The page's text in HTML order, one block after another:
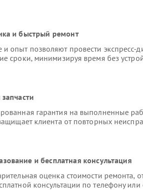
и быстрый ремонт
опыт позволяют провести экспресс-
сроки, минимизируя время без
гарантия на выполненные
клиента от повторных
и бесплатная консультация
оценка стоимости ремонта,
консультации по телефону